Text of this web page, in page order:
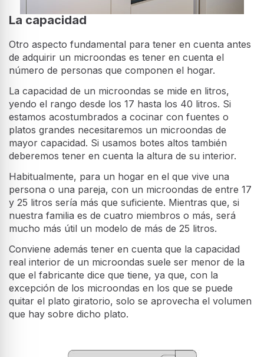
La capacidad
Otro aspecto fundamental para tener en cuenta antes
de adquirir un microondas es tener en cuenta el
número de personas que componen el hogar.
La capacidad de un microondas se mide en litros,
yendo el rango desde los 17 hasta los 40 litros. Si
estamos acostumbrados a cocinar con fuentes o
platos grandes necesitaremos un microondas de
mayor capacidad. Si usamos botes altos también
deberemos tener en cuenta la altura de su interior.
Habitualmente, para un hogar en el que vive una
persona o una pareja, con un microondas de entre 17
y 25 litros sería más que suficiente. Mientras que, si
nuestra familia es de cuatro miembros o más, será
mucho más útil un modelo de más de 25 litros.
Conviene además tener en cuenta que la capacidad
real interior de un microondas suele ser menor de la
que el fabricante dice que tiene, ya que, con la
excepción de los microondas en los que se puede
quitar el plato giratorio, solo se aprovecha el volumen
que hay sobre dicho plato.